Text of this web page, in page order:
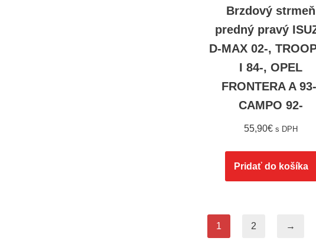
Brzdový strmeň
predný pravý
D-MAX 02-,
I 84-, OPEL
FRONTERA A
CAMPO 92-
55,90€ s DPH
Pridať do košíka
1 2 →